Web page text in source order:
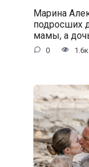
Марина
подросших
мамы, а
0 1.6к.